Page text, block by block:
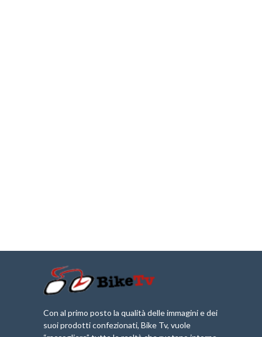
Con al primo posto la qualità delle immagini e dei
suoi prodotti confezionati, Bike Tv, vuole